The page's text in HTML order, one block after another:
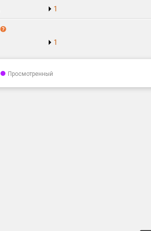
1
1
Просмотренный